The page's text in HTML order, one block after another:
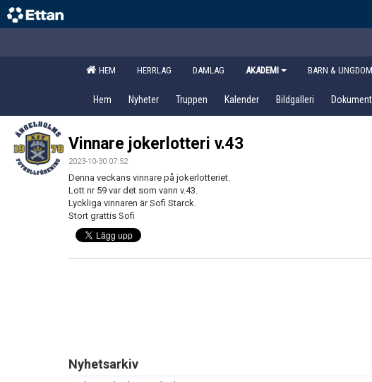
HEM HERRLAG DAMLAG AKADEMI BARN & UNGDOM
Hem Nyheter Truppen Kalender Bildgalleri Dokument
Vinnare jokerlotteri v.43
2023-10-30 07:52
Denna veckans vinnare på jokerlotteriet.
Lott nr 59 var det som vann v.43.
Lyckliga vinnaren är Sofi Starck.
Stort grattis Sofi
Nyhetsarkiv